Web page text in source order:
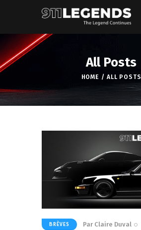
All Posts
HOME ALL POSTS
BRÈVES Par Claire Duval